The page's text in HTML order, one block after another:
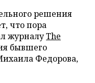
решения
что пора
журналуThe
бывшего
Федорова,